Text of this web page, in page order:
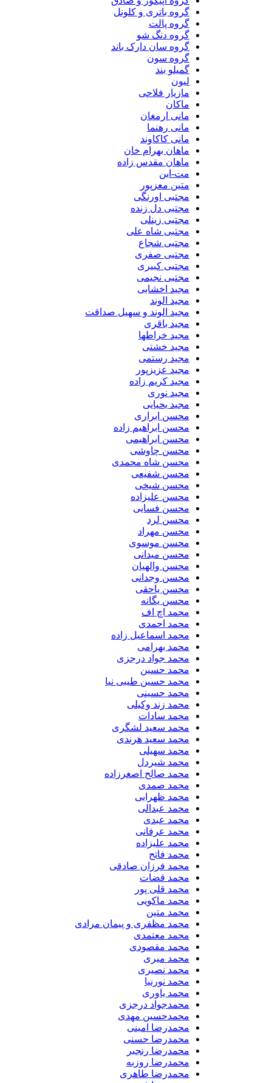
گروه باتری و کلونل
گروه پالت
گروه دنگ شو
گروه سان دارک باند
گروه سون
گمیلو بند
لیون
مازیار فلاحی
ماکان
مانی ارمغان
مانی رهنما
مانی کاکاوند
ماهان بهرام خان
ماهان مقدس زاده
مت-این
متین معزپور
مجتبی اورنگی
مجتبی دل زنده
مجتبی زینلی
مجتبی شاه علی
مجتبی شجاع
مجتبی صفری
مجتبی کبیری
مجتبی نجیمی
مجید اخشابی
مجید الوند‎
مجید الوند و سهیل صداقت
مجید باقری
مجید خراطها
مجید خشتی
مجید رستمی
مجید عزیزپور
مجید کریم زاده
مجید نوری
مجید یحیایی
محسن ابراری
محسن ابراهیم زاده
محسن ابراهیمی
محسن چاوشی
محسن شاه محمدی
محسن شفیعی
محسن شیخی
محسن علیزاده
محسن فسایی
محسن لرد
محسن مهراد
محسن موسوی
محسن میدانی
محسن والهیان
محسن وجدانی
محسن یاحقی
محسن یگانه
محمد اچ اف
محمد احمدی
محمد اسماعیل زاده
محمد بهرامی
محمد جواد درجزی
محمد حسین
محمد حسین طیبی نیا
محمد حسینی
محمد زند وکیلی
محمد سادات
محمد سعید لشگری
محمد سعید هرندی
محمد سهیلی
​محمد شیردل
محمد صالح اصغرزاده
محمد صمدی
محمد ظهرابی
محمد عبدالی
محمد عبدی
محمد عرفانی
محمد علیزاده
محمد فاتح
محمد فرزان صادقی
محمد قضات
محمد قلی پور
محمد ماکویی
محمد متین
محمد مظفری و پیمان مرادی
محمد معتمدی
محمد مقصودی
محمد میری
محمد نصیری
محمد نورنیا
محمد یاوری
محمدجواد درجزی
محمدحسین مهدی
محمدرضا امینی
محمدرضا حسنی
محمدرضا رنجبر
محمدرضا روزبه
محمدرضا طاهری